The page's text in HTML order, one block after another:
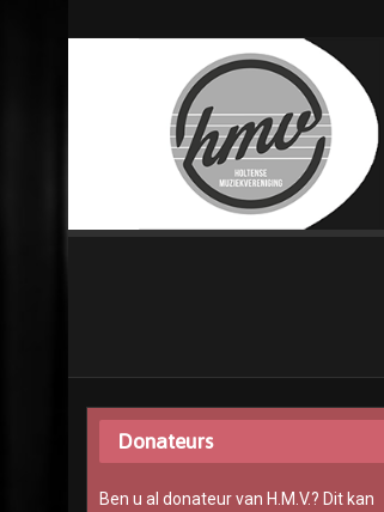
Donateurs
Ben u al donateur van H.M.V.? Dit kan